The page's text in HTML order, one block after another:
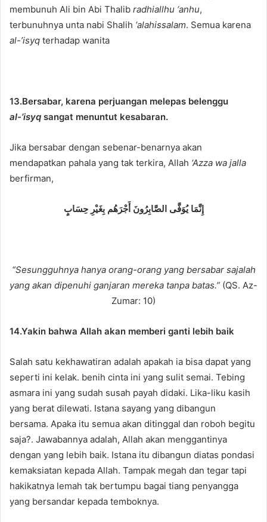
membunuh Ali bin Abi Thalib radhiallhu ‘anhu,
terbunuhnya unta nabi Shalih ‘alahissalam. Semua karena
al-’isyq terhadap wanita
13.Bersabar, karena perjuangan melepas belenggu
al-’isyq sangat menuntut kesabaran.
Jika bersabar dengan sebenar-benarnya akan
mendapatkan pahala yang tak terkira, Allah ‘Azza wa jalla
berfirman,
إِنَّمَا يُوَفَّى الصَّابِرُونَ أَجْرَهُم بِغَيْرِ حِسَابٍ
“Sesungguhnya hanya orang-orang yang bersabar sajalah
yang akan dipenuhi ganjaran mereka tanpa batas.” (QS. Az-
Zumar: 10)
14.Yakin bahwa Allah akan memberi ganti lebih baik
Salah satu kekhawatiran adalah apakah ia bisa dapat yang
seperti ini kelak. benih cinta ini yang sulit semai. Tebing
asmara ini yang sudah susah payah didaki. Lika-liku kasih
yang berat dilewati. Istana sayang yang dibangun
bersama. Apaka itu semua akan ditinggal dan roboh begitu
saja?. Jawabannya adalah, Allah akan menggantinya
dengan yang lebih baik. Istana itu dibangun diatas pondasi
kemaksiatan kepada Allah. Tampak megah dan tegar tapi
hakikatnya lemah tak bertumpu bagai tiang penyangga
yang bersandar kepada temboknya.